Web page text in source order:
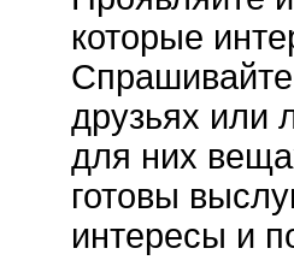
которые
друзьях или
для них
готовы
интересы и